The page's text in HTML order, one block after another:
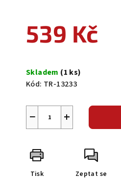
539 Kč
cena:
Skladem (1 ks)
Kód: TR-13233
+
−
Tisk Zeptat se